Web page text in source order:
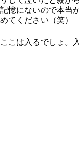
記憶にないので本当
めてください（笑）
ここは入るでしょ。